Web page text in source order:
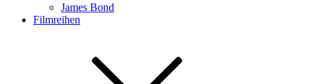
James Bond
Filmreihen